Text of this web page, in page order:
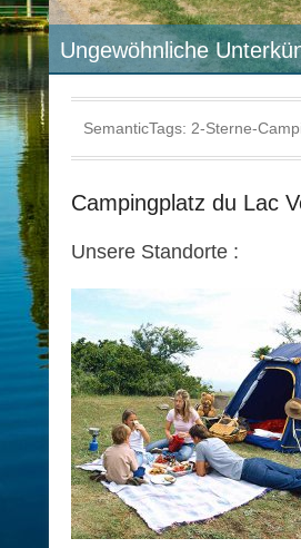
Ungewöhnliche
SemanticTags: 2-Sterne-
Campingplatz du Lac
Unsere Standorte :